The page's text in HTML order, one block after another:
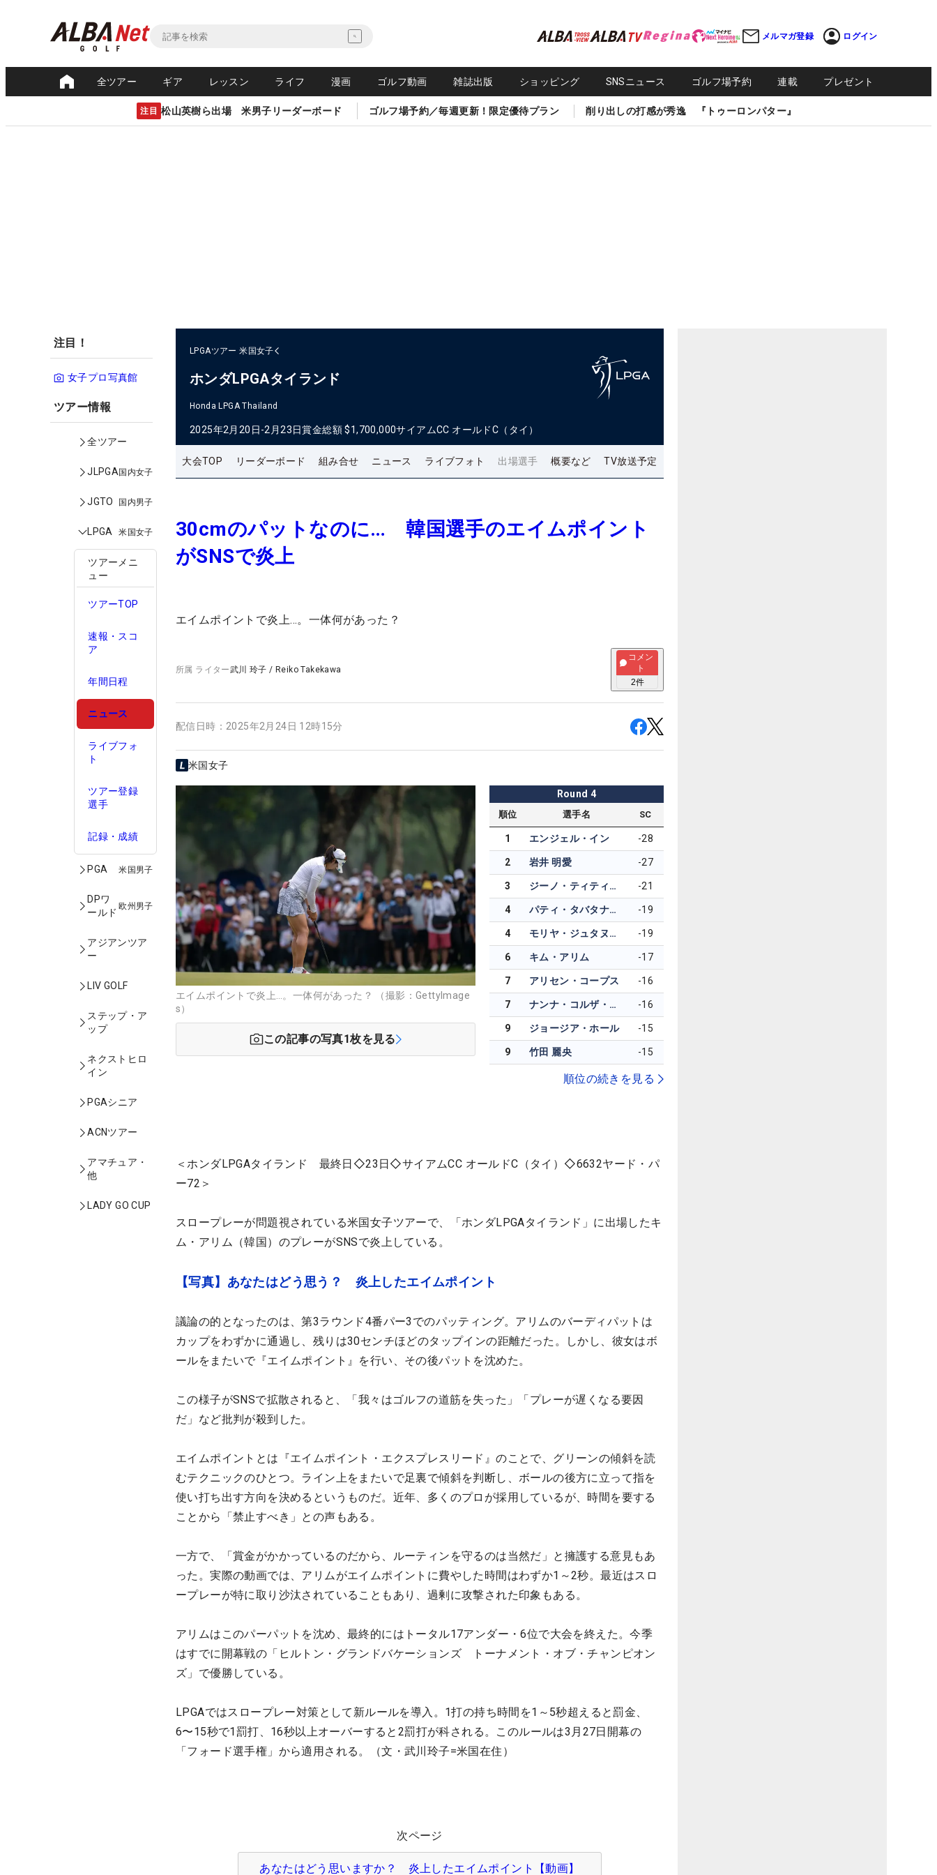
メルマガ登録 ログイン
全ツアー ギア レッスン ライフ 漫画 ゴルフ動画 雑誌出版 ショッピング SNSニュース ゴルフ場予約 連載 プレゼント
注目 松山英樹ら出場 米男子リーダーボード ゴルフ場予約／毎週更新！限定優待プラン 削り出しの打感が秀逸 『トゥーロンパター』
注目！
女子プロ写真館
ツアー情報
全ツアー
JLPGA国内女子
JGTO 国内男子
LPGA 米国女子
ツアーメニ
ュー
ツアーTOP
速報・スコ
ア
年間日程
ニュース
ライブフォ
ト
ツアー登録
選手
記録・成績
PGA 米国男子
DPワ
ールド
欧州男子
アジアンツア
ー
LIV GOLF
ステップ・ア
ップ
ネクストヒロ
イン
PGAシニア
ACNツアー
アマチュア・
他
LADY GO CUP
LPGAツアー 米国女子
ホンダLPGAタイランド
Honda LPGA Thailand
2025年2月20日-2月23日賞金総額 $1,700,000サイアムCC オールドC（タイ）
大会TOP リーダーボード 組み合せ ニュース ライブフォト 出場選手 概要など TV放送予定
30cmのパットなのに… 韓国選手のエイムポイント
がSNSで炎上
エイムポイントで炎上…。一体何があった？
所属 ライター武川 玲子 / Reiko Takekawa
コメン
ト
2件
配信日時： 2025年2月24日 12時15分
米国女子
エイムポイントで炎上…。一体何があった？ （撮影：GettyImage
s）
この記事の写真1枚を見る
Round 4
順位 選手名 SC
1 エンジェル・イン -28
2 岩井 明愛 -27
3 ジーノ・ティティクル -21
4 パティ・タバタナキト -19
4 モリヤ・ジュタヌガーン -19
6 キム・アリム -17
7 アリセン・コープス -16
7 ナンナ・コルザ・マジソン -16
9 ジョージア・ホール -15
9 竹田 麗央 -15
順位の続きを見る
＜ホンダLPGAタイランド 最終日◇23日◇サイアムCC オールドC（タイ）◇6632ヤード・パ
ー72＞
スロープレーが問題視されている米国女子ツアーで、「ホンダLPGAタイランド」に出場したキ
ム・アリム（韓国）のプレーがSNSで炎上している。
【写真】あなたはどう思う？ 炎上したエイムポイント
議論の的となったのは、第3ラウンド4番パー3でのパッティング。アリムのバーディパットは
カップをわずかに通過し、残りは30センチほどのタップインの距離だった。しかし、彼女はボ
ールをまたいで『エイムポイント』を行い、その後パットを沈めた。
この様子がSNSで拡散されると、「我々はゴルフの道筋を失った」「プレーが遅くなる要因
だ」など批判が殺到した。
エイムポイントとは『エイムポイント・エクスプレスリード』のことで、グリーンの傾斜を読
むテクニックのひとつ。ライン上をまたいで足裏で傾斜を判断し、ボールの後方に立って指を
使い打ち出す方向を決めるというものだ。近年、多くのプロが採用しているが、時間を要する
ことから「禁止すべき」との声もある。
一方で、「賞金がかかっているのだから、ルーティンを守るのは当然だ」と擁護する意見もあ
った。実際の動画では、アリムがエイムポイントに費やした時間はわずか1～2秒。最近はスロ
ープレーが特に取り沙汰されていることもあり、過剰に攻撃された印象もある。
アリムはこのパーパットを沈め、最終的にはトータル17アンダー・6位で大会を終えた。今季
はすでに開幕戦の「ヒルトン・グランドバケーションズ トーナメント・オブ・チャンピオン
ズ」で優勝している。
LPGAではスロープレー対策として新ルールを導入。1打の持ち時間を1～5秒超えると罰金、
6〜15秒で1罰打、16秒以上オーバーすると2罰打が科される。このルールは3月27日開幕の
「フォード選手権」から適用される。（文・武川玲子=米国在住）
次ページ
あなたはどう思いますか？ 炎上したエイムポイント【動画】